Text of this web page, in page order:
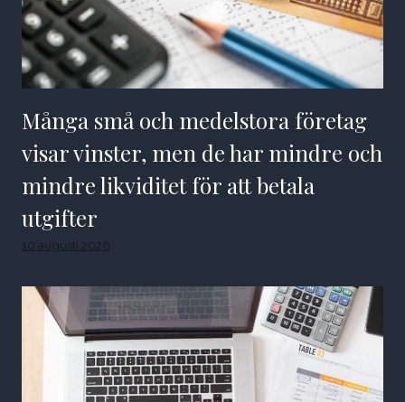
Många små och medelstora företag
visar vinster, men de har mindre och
mindre likviditet för att betala
utgifter
10 augusti 2026